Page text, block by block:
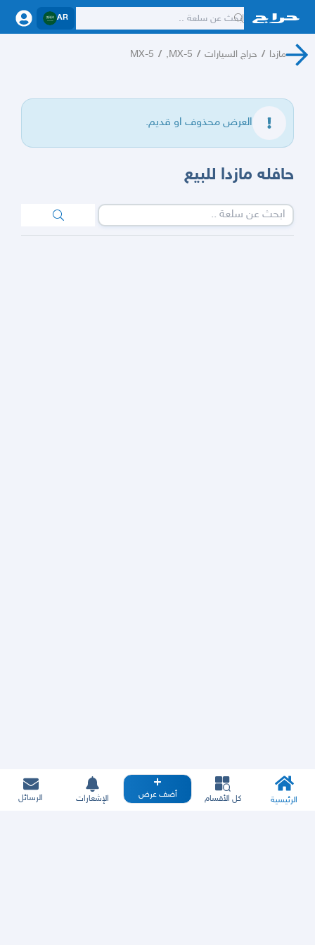
AR
مازدا / حراج السيارات /
MX-5,
/
MX-5
العرض محذوف او قديم.
حافله مازدا للبيع
الرئيسية كل الأقسام أضف عرض الإشعارات الرسائل